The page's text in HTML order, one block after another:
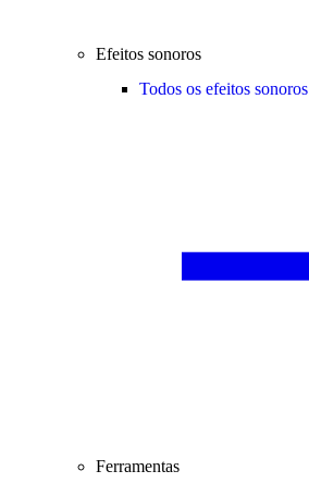
Efeitos sonoros
Todos os efeitos sonoros
Ferramentas